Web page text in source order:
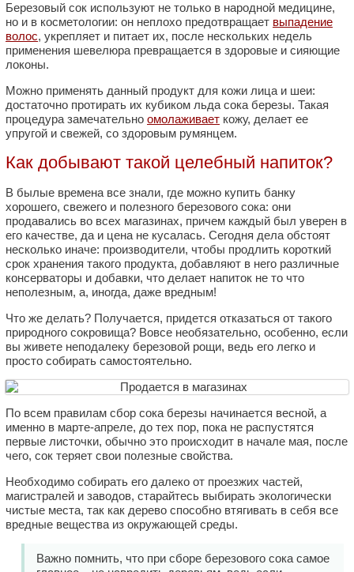
Березовый сок используют не только в народной медицине,
но и в косметологии: он неплохо предотвращает выпадение
волос, укрепляет и питает их, после нескольких недель
применения шевелюра превращается в здоровые и сияющие
локоны.
Можно применять данный продукт для кожи лица и шеи:
достаточно протирать их кубиком льда сока березы. Такая
процедура замечательно омолаживает кожу, делает ее
упругой и свежей, со здоровым румянцем.
Как добывают такой целебный напиток?
В былые времена все знали, где можно купить банку
хорошего, свежего и полезного березового сока: они
продавались во всех магазинах, причем каждый был уверен в
его качестве, да и цена не кусалась. Сегодня дела обстоят
несколько иначе: производители, чтобы продлить короткий
срок хранения такого продукта, добавляют в него различные
консерваторы и добавки, что делает напиток не то что
неполезным, а, иногда, даже вредным!
Что же делать? Получается, придется отказаться от такого
природного сокровища? Вовсе необязательно, особенно, если
вы живете неподалеку березовой рощи, ведь его легко и
просто собирать самостоятельно.
По всем правилам сбор сока березы начинается весной, а
именно в марте-апреле, до тех пор, пока не распустятся
первые листочки, обычно это происходит в начале мая, после
чего, сок теряет свои полезные свойства.
Необходимо собирать его далеко от проезжих частей,
магистралей и заводов, старайтесь выбирать экологически
чистые места, так как дерево способно втягивать в себя все
вредные вещества из окружающей среды.
Важно помнить, что при сборе березового сока самое